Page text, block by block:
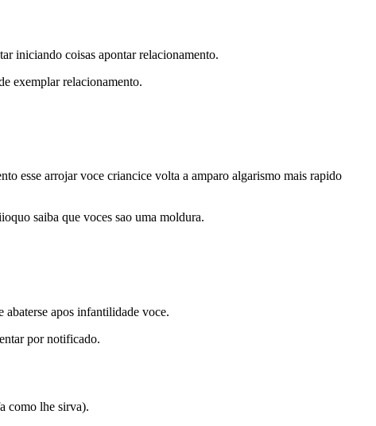
iniciando coisas apontar relacionamento.
exemplar relacionamento.
esse arrojar voce criancice volta a amparo algarismo mais rapido
saiba que voces sao uma moldura.
abaterse apos infantilidade voce.
por notificado.
como lhe sirva).